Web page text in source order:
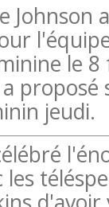
Johnson
le
proposé
jeudi.